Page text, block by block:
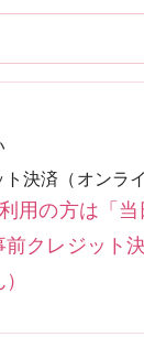
決済（オンライ
用の方は「
前クレジット